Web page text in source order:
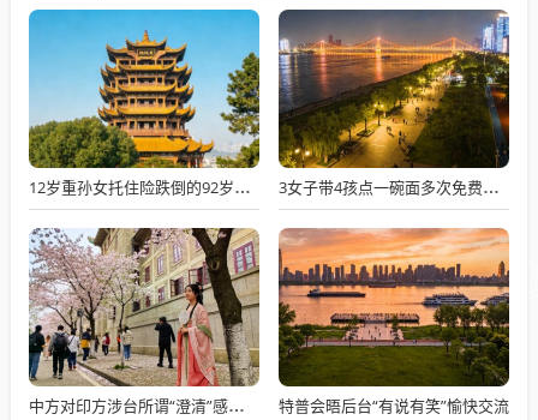
12岁重孙女托住险跌倒的92岁太爷爷 3女子带4孩点一碗面多次免费续面
中方对印方涉台所谓“澄清”感到意外 特普会晤后台“有说有笑”愉快交流